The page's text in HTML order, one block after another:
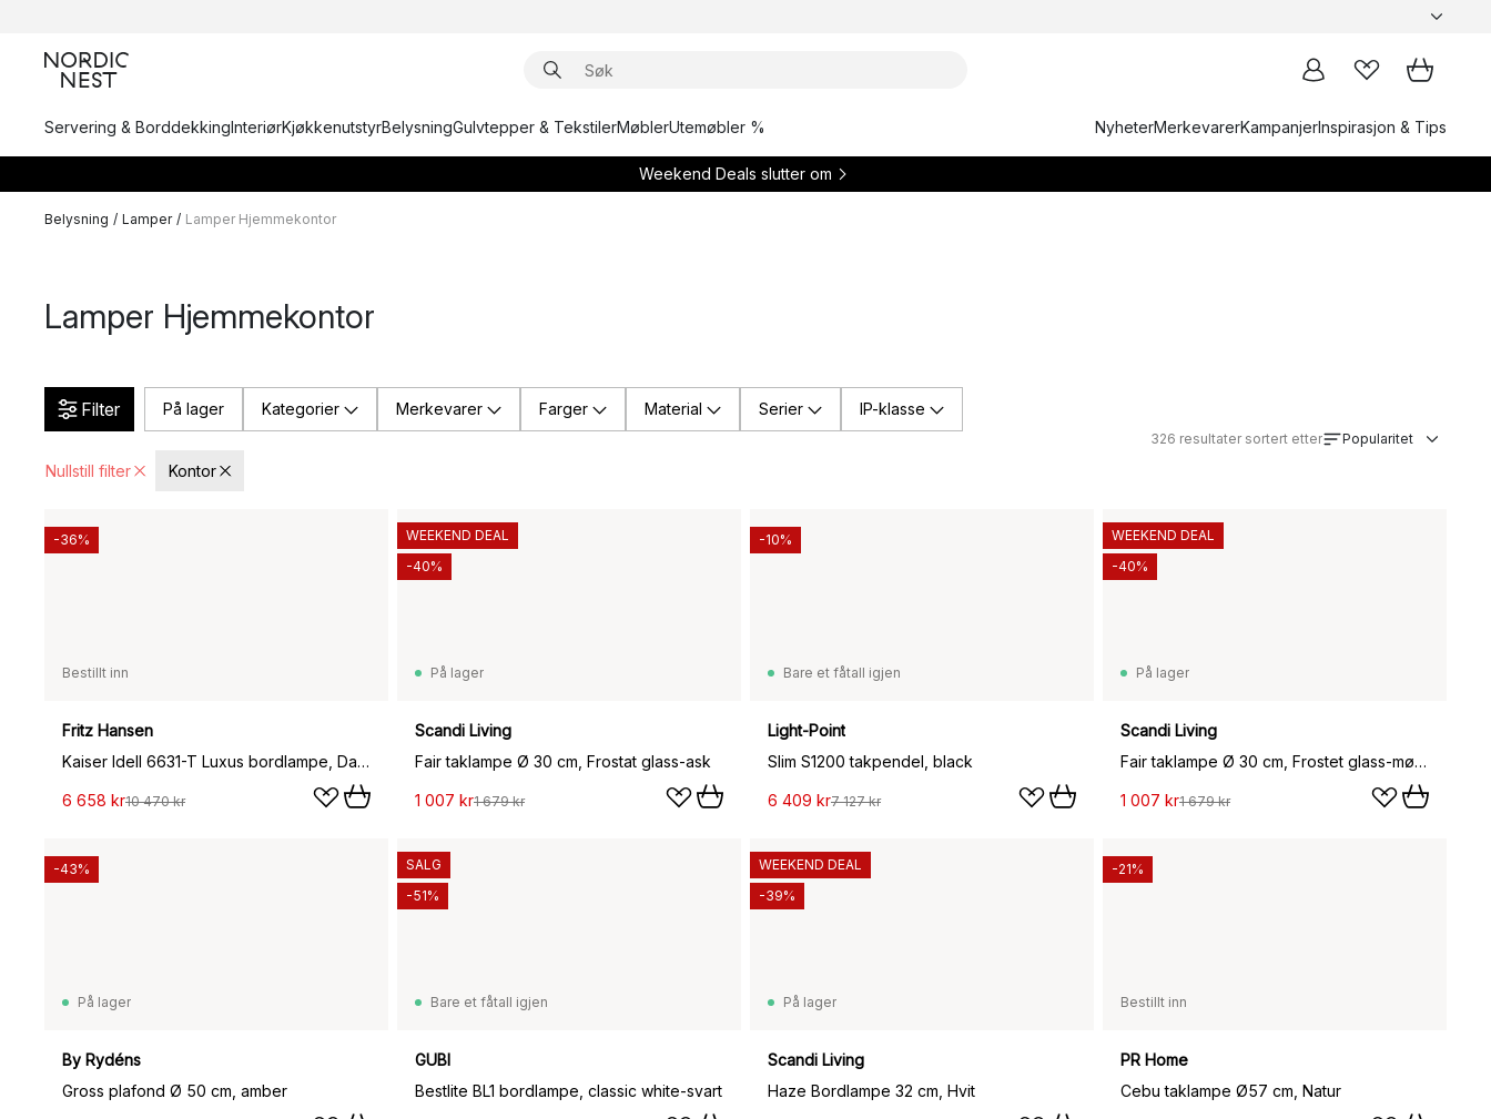
Servering & BorddekkingInteriørKjøkkenutstyrBelysningGulvtepper & TekstilerMøblerUtemøbler % NyheterMerkevarerKampanjerInspirasjon & Tips
Weekend Deals slutter om
Belysning / Lamper / Lamper Hjemmekontor
Lamper Hjemmekontor
Filter På lager Kategorier Merkevarer Farger Material Serier IP-klasse
Nullstill filter Kontor
326 resultater sortert etter Popularitet
Bestillt inn
Fritz Hansen
Kaiser Idell 6631-T Luxus bordlampe, Dark green
6 658 kr10 470 kr
-36%
På lager
Scandi Living
Fair taklampe Ø 30 cm, Frostat glass-ask
1 007 kr1 679 kr
WEEKEND DEAL
-40%
Bare et fåtall igjen
Light-Point
Slim S1200 takpendel, black
6 409 kr7 127 kr
-10%
På lager
Scandi Living
Fair taklampe Ø 30 cm, Frostet glass-mørkbeiset ask
1 007 kr1 679 kr
WEEKEND DEAL
-40%
På lager
By Rydéns
Gross plafond Ø 50 cm, amber
-43%
Bare et fåtall igjen
GUBI
Bestlite BL1 bordlampe, classic white-svart
SALG
-51%
På lager
Scandi Living
Haze Bordlampe 32 cm, Hvit
WEEKEND DEAL
-39%
Bestillt inn
PR Home
Cebu taklampe Ø57 cm, Natur
-21%